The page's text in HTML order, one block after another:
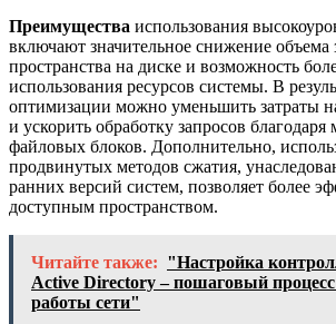
Преимущества использования
включают значительное снижение объема
пространства на диске и возможность
использования ресурсов системы. В
оптимизации можно уменьшить затраты
и ускорить обработку запросов
файловых блоков. Дополнительно,
продвинутых методов сжатия,
ранних версий систем, позволяет более
доступным пространством.
Читайте также: "Настройка
Active Directory – пошаговый
работы сети"